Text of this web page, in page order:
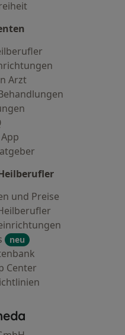
Arzt
und Preise
neu
Center
- Startseite